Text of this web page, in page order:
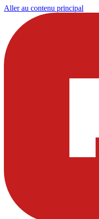
Aller au contenu principal